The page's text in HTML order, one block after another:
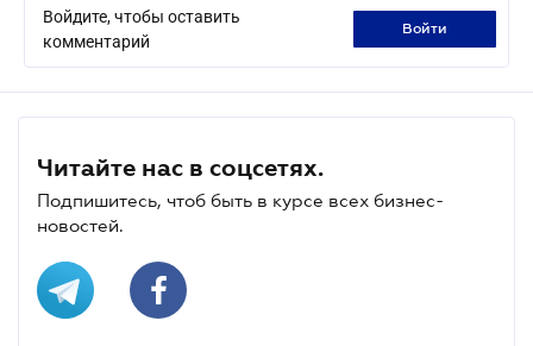
Войдите, чтобы оставить
комментарий
войти
Читайте нас в соцсетях.
Подпишитесь, чтоб быть в курсе всех бизнес-
новостей.